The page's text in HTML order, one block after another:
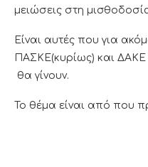
μειώσεις στη
Είναι αυτές που για
ΠΑΣΚΕ(κυρίως) και
θα γίνουν.
Το θέμα είναι από που